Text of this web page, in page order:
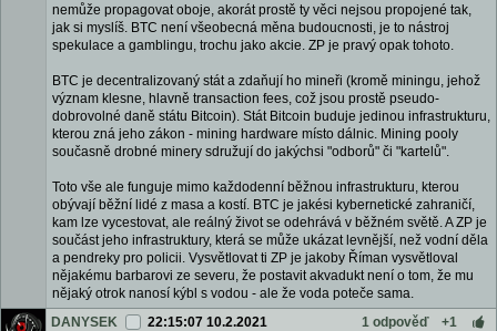
nemůže propagovat oboje, akorát prostě ty věci nejsou propojené tak,
jak si myslíš. BTC není všeobecná měna budoucnosti, je to nástroj
spekulace a gamblingu, trochu jako akcie. ZP je pravý opak tohoto.
BTC je decentralizovaný stát a zdaňují ho mineři (kromě miningu, jehož
význam klesne, hlavně transaction fees, což jsou prostě pseudo-
dobrovolné daně státu Bitcoin). Stát Bitcoin buduje jedinou infrastrukturu,
kterou zná jeho zákon - mining hardware místo dálnic. Mining pooly
současně drobné minery sdružují do jakýchsi "odborů" či "kartelů".
Toto vše ale funguje mimo každodenní běžnou infrastrukturu, kterou
obývají běžní lidé z masa a kostí. BTC je jakési kybernetické zahraničí,
kam lze vycestovat, ale reálný život se odehrává v běžném světě. A ZP je
součást jeho infrastruktury, která se může ukázat levnější, než vodní děla
a pendreky pro policii. Vysvětlovat ti ZP je jakoby Říman vysvětloval
nějakému barbarovi ze severu, že postavit akvadukt není o tom, že mu
nějaký otrok nanosí kýbl s vodou - ale že voda poteče sama.
DANYSEK
22:15:07 10.2.2021 1 odpověď
+1